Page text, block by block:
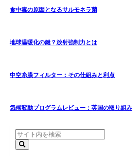
食中毒の原因となるサルモネラ菌
地球温暖化の鍵？放射強制力とは
中空糸膜フィルター：その仕組みと利点
気候変動プログラムレビュー：英国の取り組み